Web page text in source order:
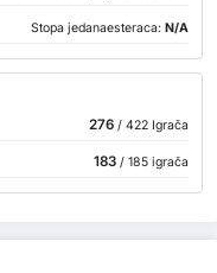
Stopa jedanaesteraca: N/A
276/ 422 Igrača
183/ 185 igrača